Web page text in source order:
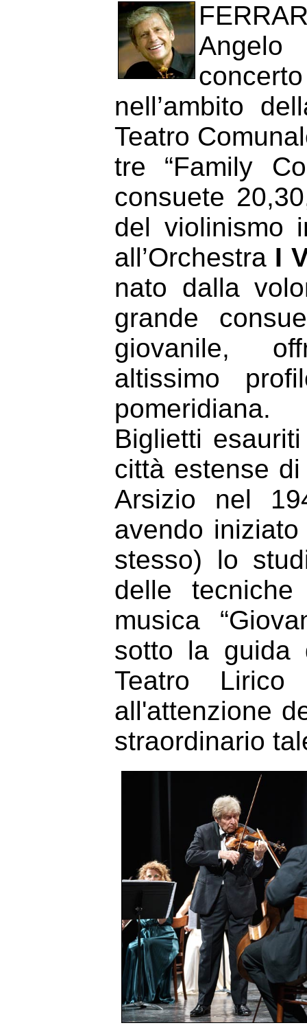
nell’ambito
Teatro
tre “Family
consuete
del violinismo
all’Orchestra I
nato dalla
grande
giovanile,
altissimo
pomeridiana.
Biglietti
città estense
Arsizio nel
avendo
stesso) lo
delle
musica
sotto la guida
Teatro
all'attenzione
straordinario